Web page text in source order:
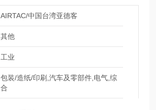
AIRTAC/中国台湾亚德客
其他
工业
包装/造纸/印刷,汽车及零部件,电气,综
合